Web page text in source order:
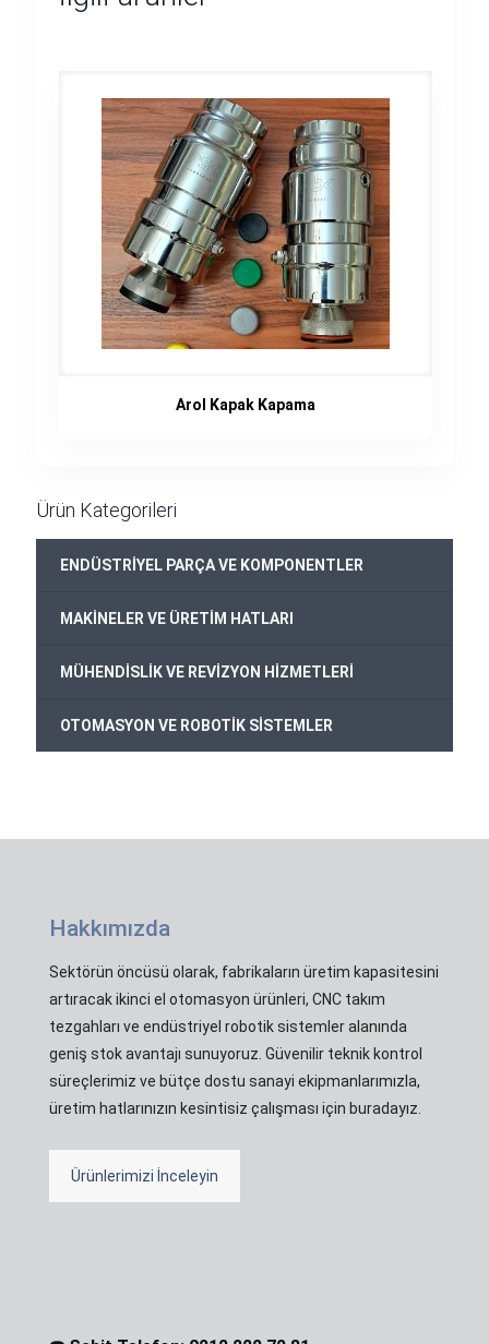
Arol Kapak Kapama
Ürün Kategorileri
ENDÜSTRİYEL PARÇA VE KOMPONENTLER
MAKİNELER VE ÜRETİM HATLARI
MÜHENDİSLİK VE REVİZYON HİZMETLERİ
OTOMASYON VE ROBOTİK SİSTEMLER
Hakkımızda
Sektörün öncüsü olarak, fabrikaların üretim kapasitesini
artıracak ikinci el otomasyon ürünleri, CNC takım
tezgahları ve endüstriyel robotik sistemler alanında
geniş stok avantajı sunuyoruz. Güvenilir teknik kontrol
süreçlerimiz ve bütçe dostu sanayi ekipmanlarımızla,
üretim hatlarınızın kesintisiz çalışması için buradayız.
Ürünlerimizi İnceleyin